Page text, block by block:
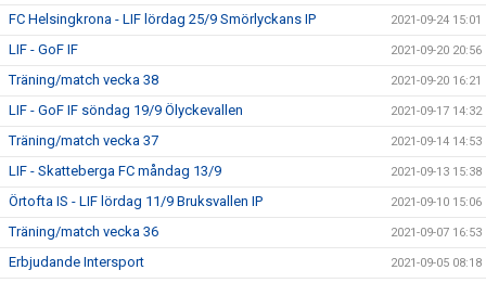
FC Helsingkrona - LIF lördag 25/9 Smörlyckans IP 2021-09-24 15:01
LIF - GoF IF 2021-09-20 20:56
Träning/match vecka 38 2021-09-20 16:21
LIF - GoF IF söndag 19/9 Ölyckevallen 2021-09-17 14:32
Träning/match vecka 37 2021-09-14 14:53
LIF - Skatteberga FC måndag 13/9 2021-09-13 15:38
Örtofta IS - LIF lördag 11/9 Bruksvallen IP 2021-09-10 15:06
Träning/match vecka 36 2021-09-07 16:53
Erbjudande Intersport 2021-09-05 08:18